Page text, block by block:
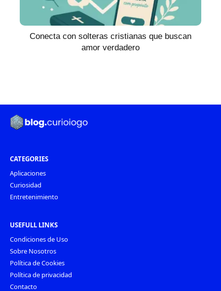
Conecta con solteras cristianas que buscan
amor verdadero
CATEGORIES
Aplicaciones
Curiosidad
Entretenimiento
USEFULL LINKS
Condiciones de Uso
Sobre Nosotros
Política de Cookies
Política de privacidad
Contacto